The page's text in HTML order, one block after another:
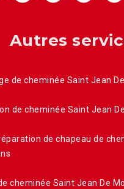
Autres
de cheminée Saint Jean
de cheminée Saint Jean
de chapeau de
cheminée Saint Jean De